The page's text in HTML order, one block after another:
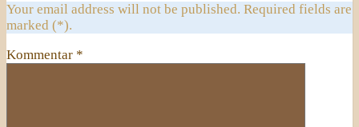
Your email address will not be published. Required fields are
marked (*).
Kommentar *